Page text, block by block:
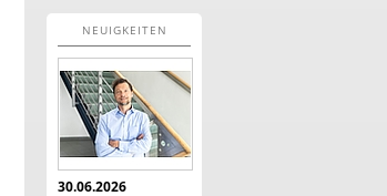
NEUIGKEITEN
30.06.2026